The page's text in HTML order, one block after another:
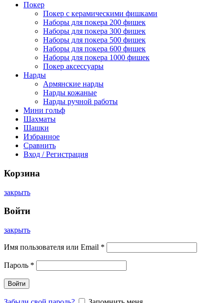
Покер
Покер с керамическими фишками
Наборы для покера 200 фишек
Наборы для покера 300 фишек
Наборы для покера 500 фишек
Наборы для покера 600 фишек
Наборы для покера 1000 фишек
Покер аксессуары
Нарды
Армянские нарды
Нарды кожаные
Нарды ручной работы
Мини гольф
Шахматы
Шашки
Избранное
Сравнить
Вход / Регистрация
Корзина
закрыть
Войти
закрыть
Имя пользователя или Email *
Пароль *
Войти